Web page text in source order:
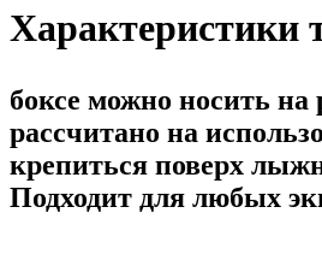
Характеристики
боксе можно носить
рассчитано на
крепиться поверх
Подходит для любых